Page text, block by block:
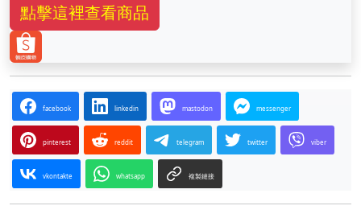
點擊這裡查看商品
facebook linkedin mastodon messenger
pinterest reddit telegram twitter viber
vkontakte whatsapp 複製鏈接